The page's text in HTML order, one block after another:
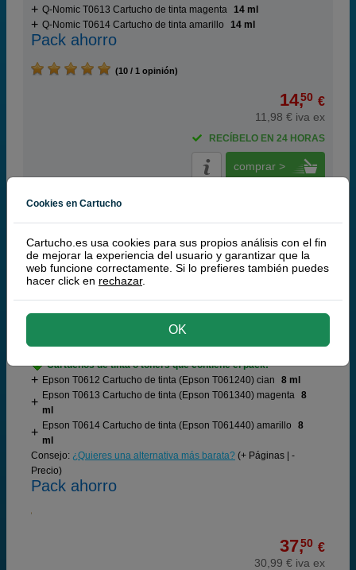
Q-Nomic T0613 Cartucho de tinta magenta 14 ml
Q-Nomic T0614 Cartucho de tinta amarillo
14 ml
Pack ahorro
(10 / 1 opinión)
14,50 €
11,98 € iva ex
RECÍBELO EN 24 HORAS
comprar >
Epson Multipack T0612 serie (cian+ magenta+
amarillo)
Cartuchos de tinta o toners que contiene el pack:
Epson T0612 Cartucho de tinta (Epson T061240) cian
8 ml
Epson T0613 Cartucho de tinta (Epson T061340) magenta 8
ml
Epson T0614 Cartucho de tinta (Epson T061440) amarillo
8
ml
Consejo: ¿Quieres una alternativa más barata? (+ Páginas | -
Precio)
Pack ahorro
37,50 €
30,99 € iva ex
Cookies en Cartucho
Cartucho.es usa cookies para sus propios análisis con el fin
de mejorar la experiencia del usuario y garantizar que la
web funcione correctamente. Si lo prefieres también puedes
hacer click en rechazar.
OK